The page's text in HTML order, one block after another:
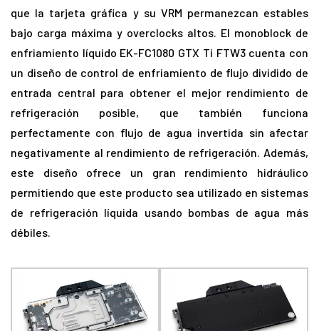
que la tarjeta gráfica y su VRM permanezcan estables
bajo carga máxima y overclocks altos. El monoblock de
enfriamiento líquido EK-FC1080 GTX Ti FTW3 cuenta con
un diseño de control de enfriamiento de flujo dividido de
entrada central para obtener el mejor rendimiento de
refrigeración posible, que también funciona
perfectamente con flujo de agua invertida sin afectar
negativamente al rendimiento de refrigeración. Además,
este diseño ofrece un gran rendimiento hidráulico
permitiendo que este producto sea utilizado en sistemas
de refrigeración líquida usando bombas de agua más
débiles.